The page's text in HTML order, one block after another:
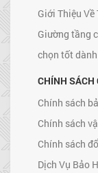
Giới Thiệu
Giường tầng
chọn tốt
CHÍNH SÁCH
Chính sách
Chính sách
Chính sách
Dịch Vụ Bảo